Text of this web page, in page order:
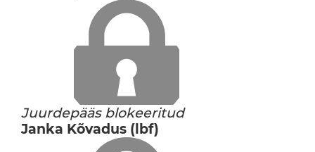
Juurdepääs blokeeritud
Janka Kõvadus (lbf)